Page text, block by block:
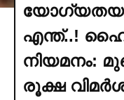
എന്ത്..!
നിയമനം:
രൂക്ഷ